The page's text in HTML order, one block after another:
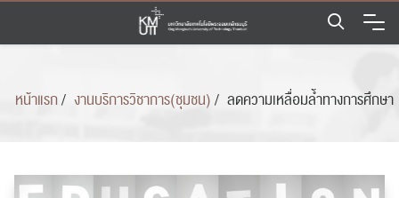
Skip
content
หน้าแรก/ งานบริการวิชาการ(ชุมชน)/ ลดความเหลื่อมล้ำทางการศึกษา